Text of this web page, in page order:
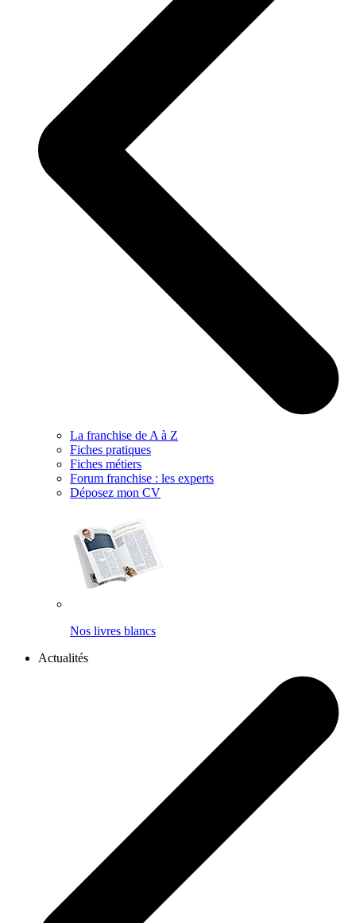
La franchise de A à Z
Fiches pratiques
Fiches métiers
Forum franchise : les experts
Déposez mon CV
Nos livres blancs
Actualités